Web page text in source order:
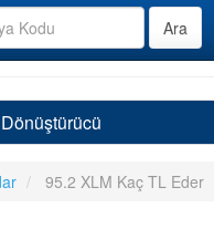
95.2 XLM Kaç TL Eder